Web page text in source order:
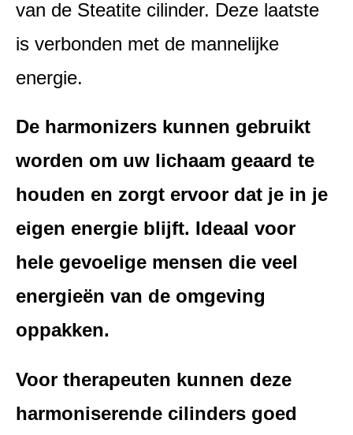
van de Steatite cilinder. Deze laatste
is verbonden met de mannelijke
energie.
De harmonizers kunnen gebruikt
worden om uw lichaam geaard te
houden en zorgt ervoor dat je in je
eigen energie blijft. Ideaal voor
hele gevoelige mensen die veel
energieën van de omgeving
oppakken.
Voor therapeuten kunnen deze
harmoniserende cilinders goed